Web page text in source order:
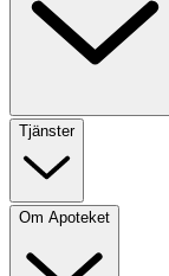
Tjänster
Om Apoteket